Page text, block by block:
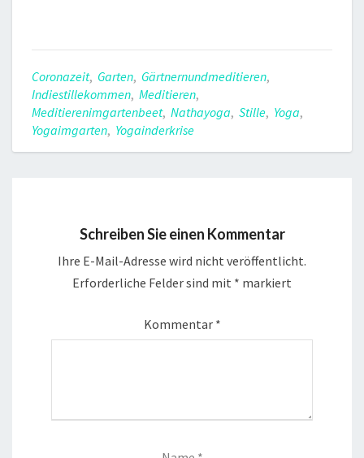
Coronazeit, Garten, Gärtnernundmeditieren,
Indiestillekommen, Meditieren,
Meditierenimgartenbeet, Nathayoga, Stille, Yoga,
Yogaimgarten, Yogainderkrise
Schreiben Sie einen Kommentar
Ihre E-Mail-Adresse wird nicht veröffentlicht.
Erforderliche Felder sind mit * markiert
Kommentar *